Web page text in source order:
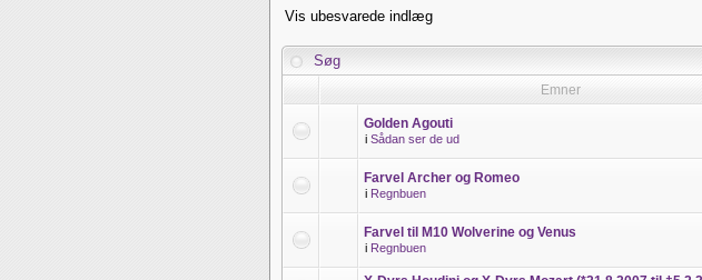
Vis ubesvarede indlæg
Søg
Emner
Golden Agouti
i Sådan ser de ud
Farvel Archer og Romeo
i Regnbuen
Farvel til M10 Wolverine og Venus
i Regnbuen